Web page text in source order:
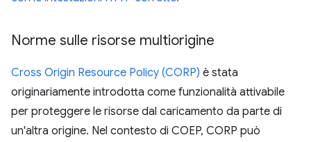
Norme sulle risorse multiorigine
Cross Origin Resource Policy (CORP) è stata
originariamente introdotta come funzionalità attivabile
per proteggere le risorse dal caricamento da parte di
un'altra origine. Nel contesto di COEP, CORP può